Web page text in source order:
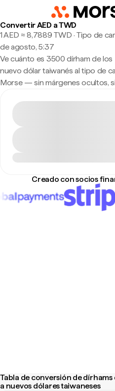
Convertir AED a TWD
1 AED ≈ 8,7889 TWD · Tipo de
de agosto, 5:37
Ve cuánto es 3500 dírham de los
nuevo dólar taiwanés al tipo de
Morse — sin márgenes ocultos,
Creado con socios
Tabla de conversión de dírhams
a nuevos dólares taiwaneses